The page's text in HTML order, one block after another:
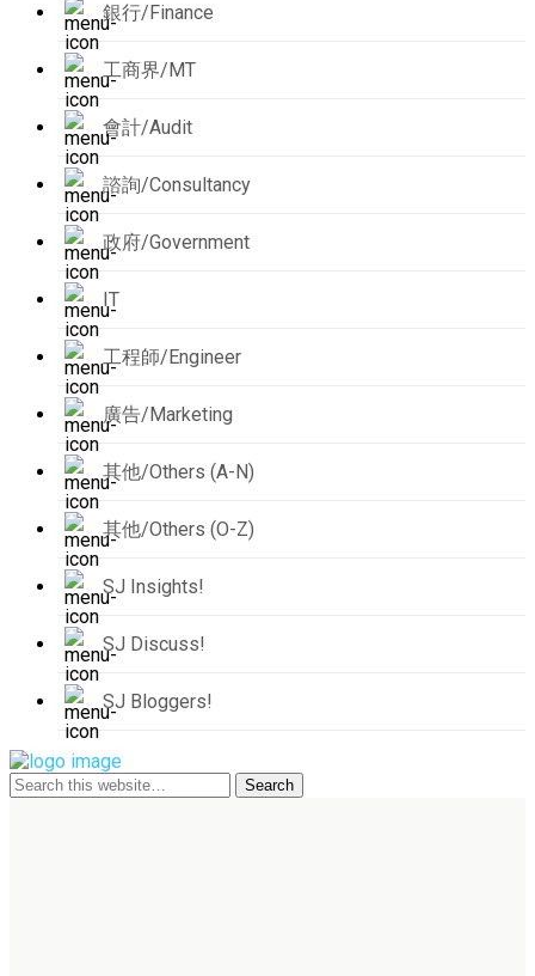
銀行/Finance
工商界/MT
會計/Audit
諮詢/Consultancy
政府/Government
IT
工程師/Engineer
廣告/Marketing
其他/Others (A-N)
其他/Others (O-Z)
SJ Insights!
SJ Discuss!
SJ Bloggers!